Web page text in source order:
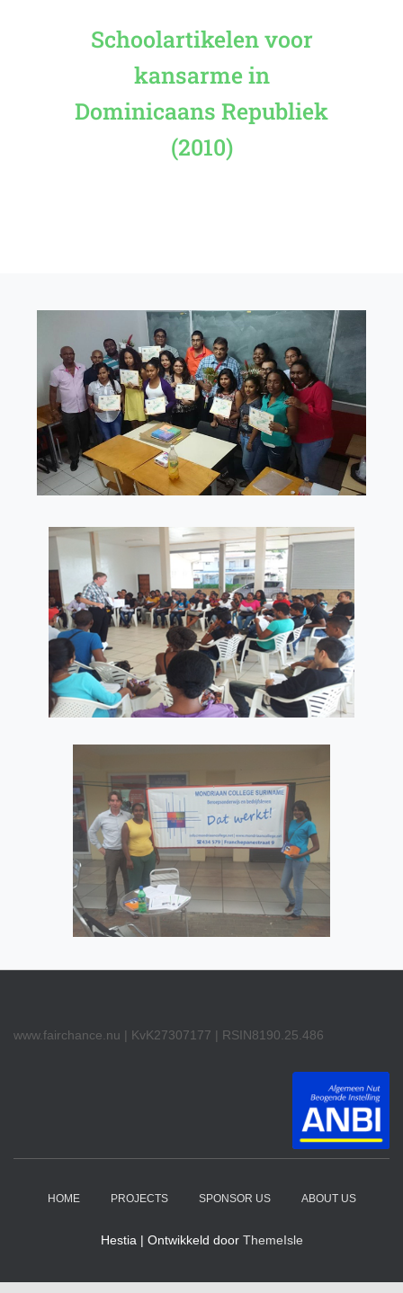
Schoolartikelen voor
kansarme in
Dominicaans Republiek
(2010)
www.fairchance.nu | KvK27307177 | RSIN8190.25.486
HOME PROJECTS SPONSOR US ABOUT US
Hestia | Ontwikkeld door ThemeIsle